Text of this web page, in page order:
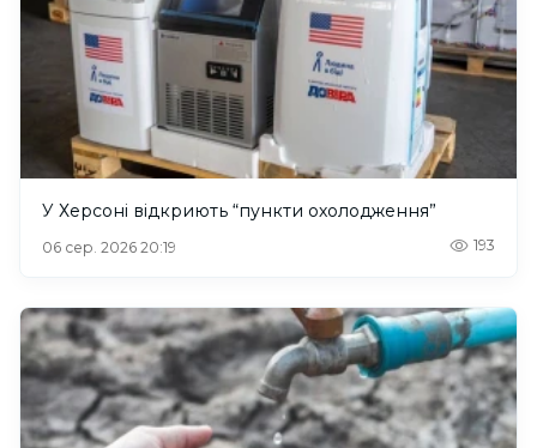
У Херсоні відкриють “пункти охолодження”
06 сер. 2026 20:19 193